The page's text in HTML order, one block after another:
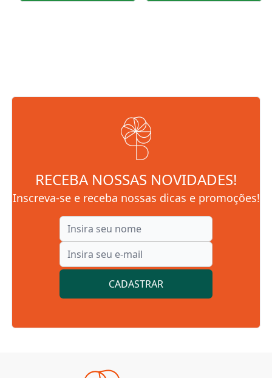
RECEBA NOSSAS NOVIDADES!
Inscreva-se e receba nossas dicas e promoções!
CADASTRAR